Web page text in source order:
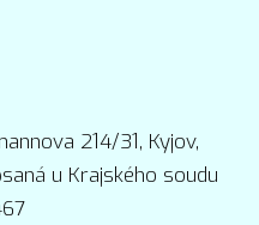
214/31, Kyjov,
u Krajského soudu